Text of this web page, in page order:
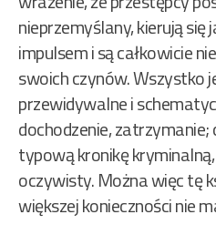
nieprzemyślany, kierują
impulsem i są całkowicie
swoich czynów. Wszystko
przewidywalne i
dochodzenie,
typową kronikę
oczywisty. Można więc tę
większej konieczności nie